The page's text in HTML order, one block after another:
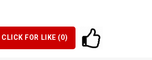
CLICK FOR LIKE (0)